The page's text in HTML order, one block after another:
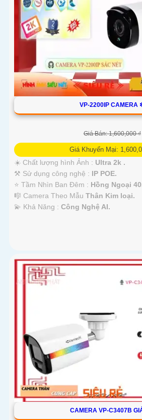
VP-2200IP CAMERA
Giá Bán: 1,600,000 ₫
Giá Khuyến Mại:
☀️ Chất lượng hình Ảnh : Ultra 2k .
⚒ Sử dụng công nghệ : IP POE.
⭐ Tầm Nhìn Ban Đêm : Hồng Ngoại
🎼️ Camera Theo Mẫu Thân Kim loại.
️💫 Khả Năng : Công Nghệ AI.
CAMERA VP-C3407B